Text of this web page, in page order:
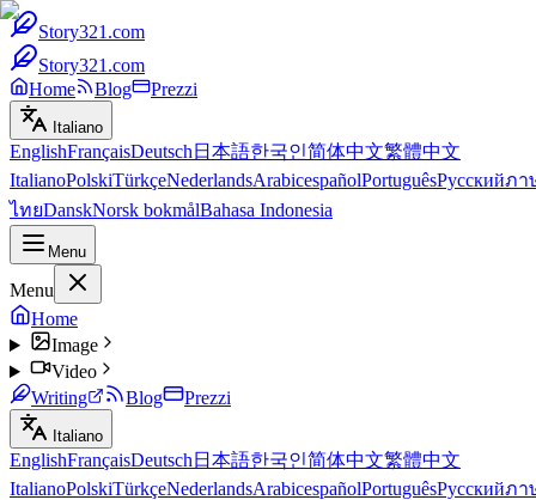
Story321.com
Story321.com
Home
Blog Prezzi
Italiano
EnglishFrançaisDeutsch 日本語한국인简体中文繁體中文
ItalianoPolskiTürkçeNederlandsArabicespañolPortuguêsРусскийภา
ไทยDanskNorsk bokmålBahasa Indonesia
Menu
Menu
Home
Image
Video
Writing
Blog Prezzi
Italiano
EnglishFrançaisDeutsch 日本語한국인简体中文繁體中文
ItalianoPolskiTürkçeNederlandsArabicespañolPortuguêsРусскийภา